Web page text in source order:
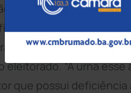
com um intérprete da
auditivos no
explicou ao site
“A urna esse
que possui